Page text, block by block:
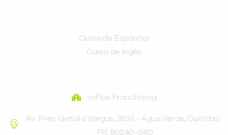
Curso de Espanhol
Curso de Ingês
inFlux Franchising
Av. Pres. Getúlio Vargas, 2635 - Água Verde, Curitiba
- PR, 80240-040